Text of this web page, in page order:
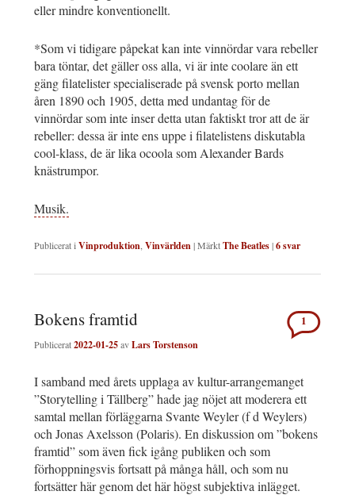
eller mindre konventionellt.
*Som vi tidigare påpekat kan inte vinnördar vara rebeller
bara töntar, det gäller oss alla, vi är inte coolare än ett
gäng filatelister specialiserade på svensk porto mellan
åren 1890 och 1905, detta med undantag för de
vinnördar som inte inser detta utan faktiskt tror att de är
rebeller: dessa är inte ens uppe i filatelistens diskutabla
cool-klass, de är lika ocoola som Alexander Bards
knästrumpor.
Musik.
Publicerat iVinproduktion,Vinvärlden|MärktThe Beatles|6svar
Bokens framtid
Publicerat2022-01-25avLars Torstenson
1
I samband med årets upplaga av kultur-arrangemanget
”Storytelling i Tällberg” hade jag nöjet att moderera ett
samtal mellan förläggarna Svante Weyler (f d Weylers)
och Jonas Axelsson (Polaris). En diskussion om ”bokens
framtid” som även fick igång publiken och som
förhoppningsvis fortsatt på många håll, och som nu
fortsätter här genom det här högst subjektiva inlägget.